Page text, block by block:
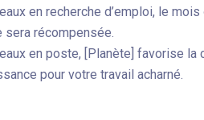
en recherche d’emploi, le
sera récompensée.
en poste, [Planète] favorise
pour votre travail acharné.